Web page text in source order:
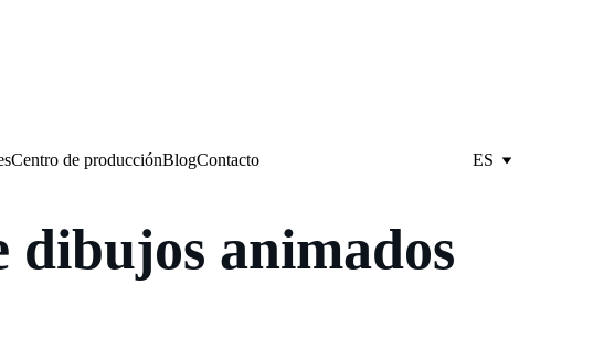
Centro de producciónBlogContacto ES
dibujos animados